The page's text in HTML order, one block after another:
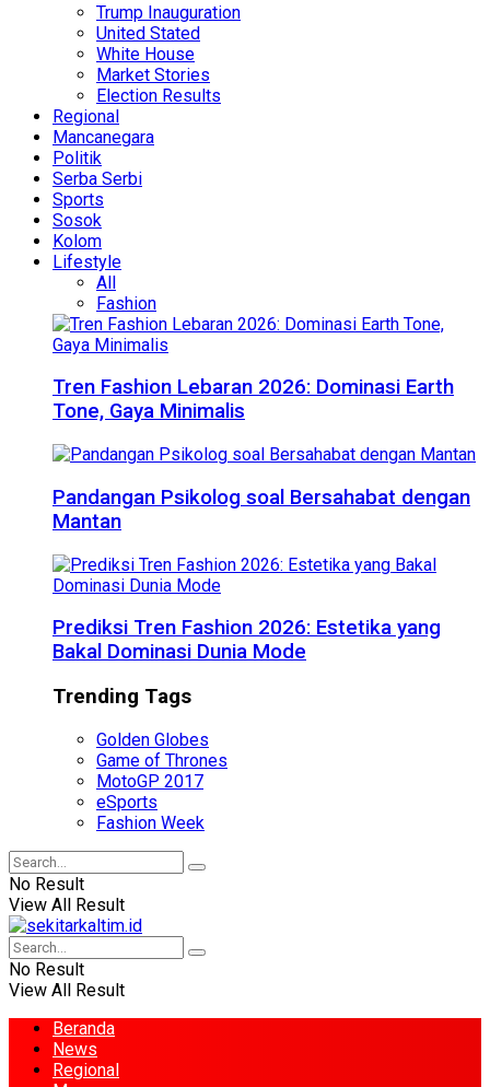
Trump Inauguration
United Stated
White House
Market Stories
Election Results
Regional
Mancanegara
Politik
Serba Serbi
Sports
Sosok
Kolom
Lifestyle
All
Fashion
Tren Fashion Lebaran 2026: Dominasi Earth
Tone, Gaya Minimalis
Pandangan Psikolog soal Bersahabat dengan
Mantan
Prediksi Tren Fashion 2026: Estetika yang
Bakal Dominasi Dunia Mode
Trending Tags
Golden Globes
Game of Thrones
MotoGP 2017
eSports
Fashion Week
No Result
View All Result
No Result
View All Result
Beranda
News
Regional